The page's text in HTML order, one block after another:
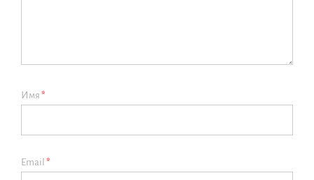
Имя *
Email *